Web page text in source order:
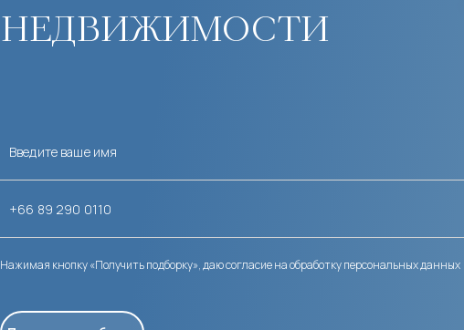
недвижимости
Нажимая кнопку «Получить подборку», даю согласие на обработку персональных данных